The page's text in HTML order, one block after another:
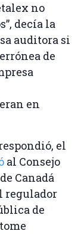
no
decía la
auditora si
de
en
el
al Consejo
Canadá
regulador
de